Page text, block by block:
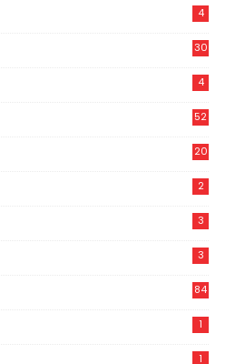
4
30
4
52
20
2
3
3
84
1
1